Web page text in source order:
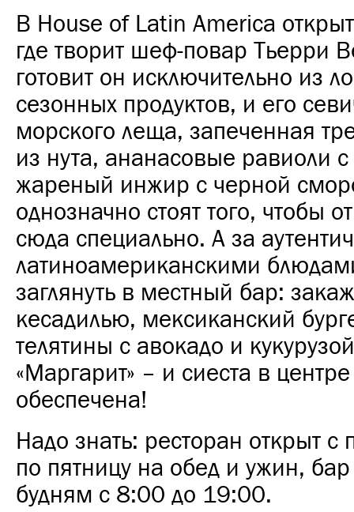
В House of Latin America
где творит шеф-повар Тьерри
готовит он исключительно из
сезонных продуктов, и его
морского леща, запеченная
из нута, ананасовые равиоли
жареный инжир с черной
однозначно стоят того, чтобы
сюда специально. А за
латиноамериканскими
заглянуть в местный бар:
кесадилью, мексиканский
телятины с авокадо и
«Маргарит» – и сиеста в
обеспечена!
Надо знать: ресторан открыт с
по пятницу на обед и ужин,
будням с 8:00 до 19:00.